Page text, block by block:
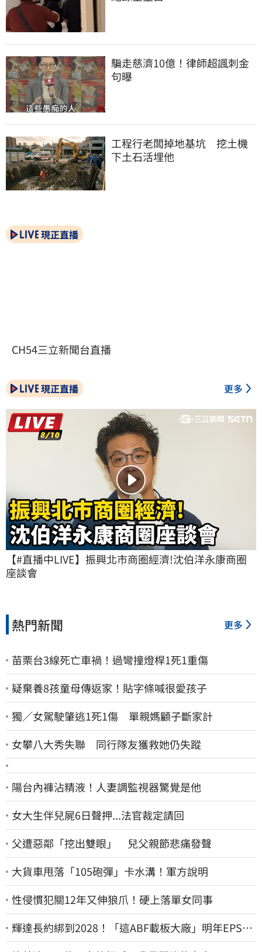
騙走慈濟10億！律師超諷刺金
句曝
工程行老闆掉地基坑　挖土機
下土石活埋他
現正直播
CH54三立新聞台直播
現正直播 更多
【#直播中LIVE】振興北市商圈經濟!沈伯洋永康商圈
座談會
熱門新聞 更多
苗栗台3線死亡車禍！過彎撞燈桿1死1重傷
疑棄養8孩童母傳返家！貼字條喊很愛孩子
獨／女駕駛肇逃1死1傷 單親媽顧子斷家計
女攀八大秀失聯 同行隊友獲救她仍失蹤
陽台內褲沾精液！人妻調監視器驚覺是他
女大生伴兒屍6日聲押...法官裁定請回
父遭惡鄰「挖出雙眼」 兒父親節悲痛發聲
大貨車甩落「105砲彈」卡水溝！軍方說明
性侵慣犯關12年又伸狼爪！硬上落單女同事
輝達長約綁到2028！「這ABF載板大廠」明年EPS上
看22元 目標價至1000元